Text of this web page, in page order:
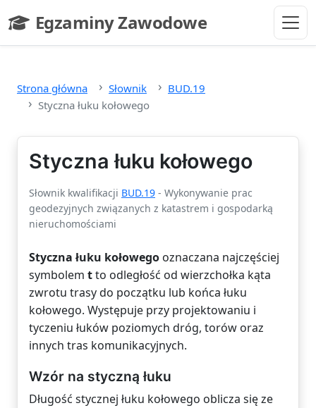
Egzaminy Zawodowe
- strona główna
Strona główna Słownik
BUD.19
Styczna łuku kołowego
Styczna łuku kołowego
Słownik kwalifikacji BUD.19 - Wykonywanie prac
geodezyjnych związanych z katastrem i gospodarką
nieruchomościami
Styczna łuku kołowego oznaczana najczęściej
symbolem tto odległość od wierzchołka kąta
zwrotu trasy do początku lub końca łuku
kołowego. Występuje przy projektowaniu i
tyczeniu łuków poziomych dróg, torów oraz
innych tras komunikacyjnych.
Wzór na styczną łuku
Długość stycznej łuku kołowego oblicza się ze